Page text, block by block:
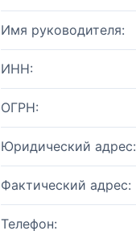
Имя руководителя:
ИНН:
ОГРН:
Юридический адрес:
Фактический адрес:
Телефон: